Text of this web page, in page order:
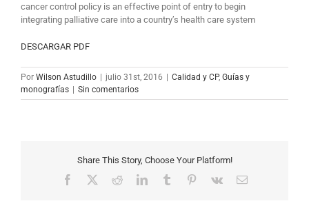
cancer control policy is an effective point of entry to begin
integrating palliative care into a country’s health care system
DESCARGAR PDF
Por Wilson Astudillo julio 31st, 2016 Calidad y CP, Guías y
monografías
Sin comentarios
Share This Story, Choose Your Platform!
Facebook RedditLinkedInTumblr Pinterest
Vk
Correo